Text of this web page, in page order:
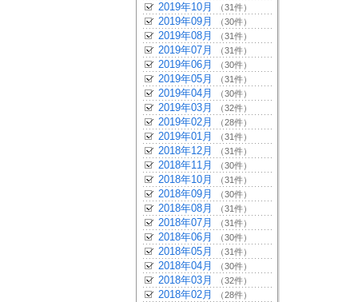
2019年10月 （31件）
2019年09月 （30件）
2019年08月 （31件）
2019年07月 （31件）
2019年06月 （30件）
2019年05月 （31件）
2019年04月 （30件）
2019年03月 （32件）
2019年02月 （28件）
2019年01月 （31件）
2018年12月 （31件）
2018年11月 （30件）
2018年10月 （31件）
2018年09月 （30件）
2018年08月 （31件）
2018年07月 （31件）
2018年06月 （30件）
2018年05月 （31件）
2018年04月 （30件）
2018年03月 （32件）
2018年02月 （28件）